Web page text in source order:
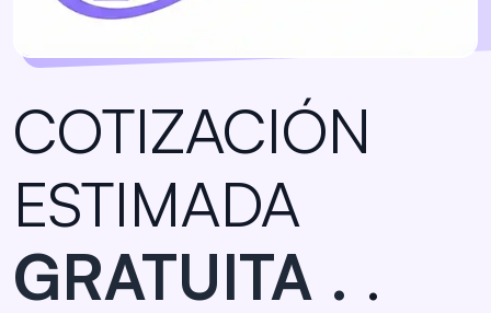
COTIZACIÓN
ESTIMADA
GRATUITA . .